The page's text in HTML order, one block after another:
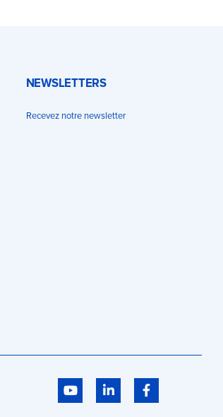
NEWSLETTERS
Recevez notre newsletter